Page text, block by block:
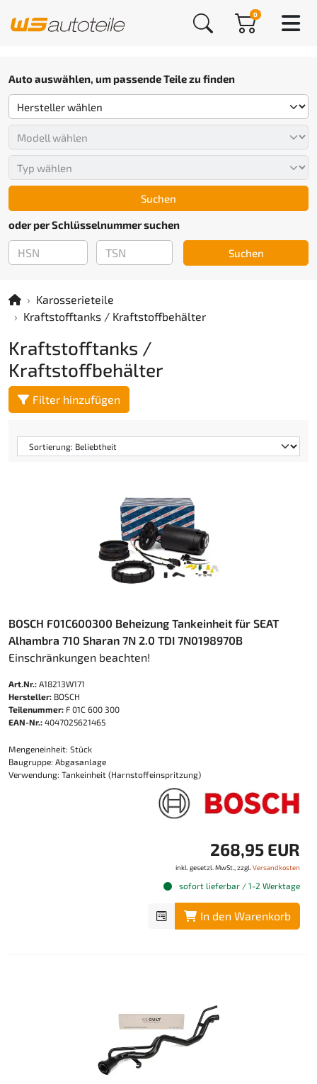
0
Auto auswählen, um passende Teile zu finden
Suchen
oder per Schlüsselnummer suchen
Suchen
Karosserieteile
Kraftstofftanks / Kraftstoffbehälter
Kraftstofftanks /
Kraftstoffbehälter
Filter hinzufügen
BOSCH F01C600300 Beheizung Tankeinheit für SEAT
Alhambra 710 Sharan 7N 2.0 TDI 7N0198970B
Einschränkungen beachten!
Art.Nr.: A18213W171
Hersteller: BOSCH
Teilenummer: F 01C 600 300
EAN-Nr.: 4047025621465
Mengeneinheit: Stück
Baugruppe: Abgasanlage
Verwendung: Tankeinheit (Harnstoffeinspritzung)
268,95 EUR
inkl. gesetzl. MwSt., zzgl.Versandkosten
sofort lieferbar / 1-2 Werktage
In den Warenkorb